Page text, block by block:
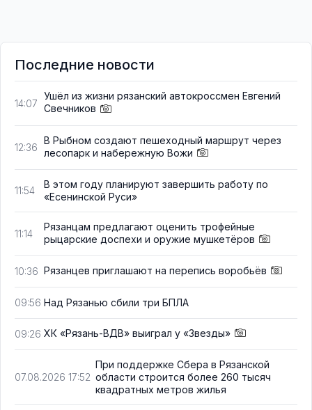
Последние новости
14:07
Ушёл из жизни рязанский автокроссмен Евгений
Свечников
12:36
В Рыбном создают пешеходный маршрут через
лесопарк и набережную Вожи
11:54
В этом году планируют завершить работу по
«Есенинской Руси»
11:14
Рязанцам предлагают оценить трофейные
рыцарские доспехи и оружие мушкетёров
10:36 Рязанцев приглашают на перепись воробьёв
09:56 Над Рязанью сбили три БПЛА
09:26 ХК «Рязань-ВДВ» выиграл у «Звезды»
07.08.2026 17:52
При поддержке Сбера в Рязанской
области строится более 260 тысяч
квадратных метров жилья